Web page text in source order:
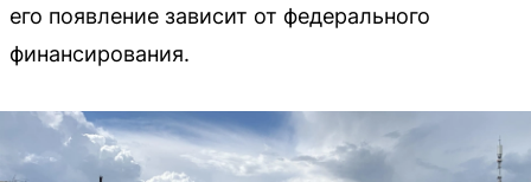
его появление зависит от федерального
финансирования.